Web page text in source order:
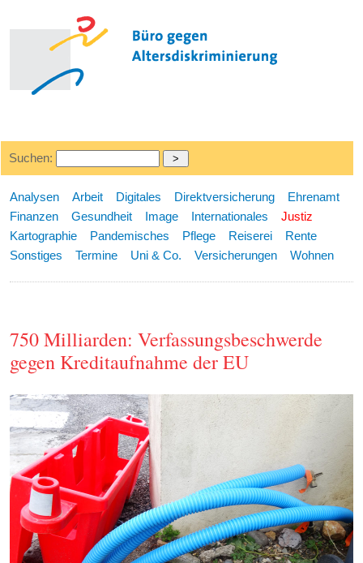
Suchen:
Analysen Arbeit Digitales Direktversicherung
Ehrenamt
Finanzen
Gesundheit Image Internationales
Justiz
Kartographie
Pandemisches Pflege Reiserei
Rente
Sonstiges
Termine Uni & Co. Versicherungen Wohnen
750 Milliarden: Verfassungsbeschwerde
gegen Kreditaufnahme der EU